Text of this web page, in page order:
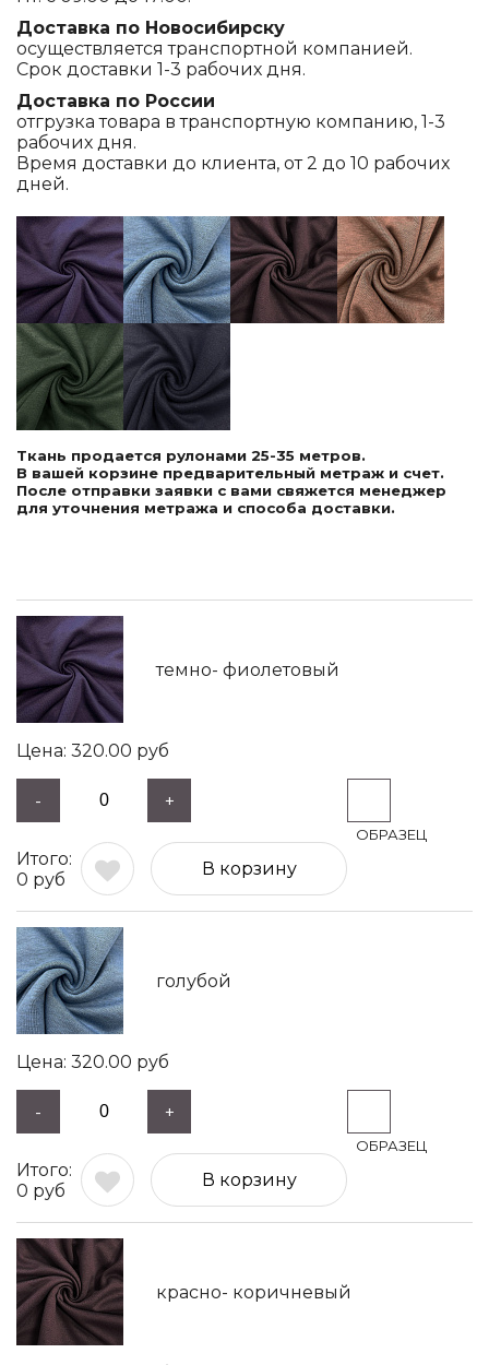
Доставка по Новосибирску
осуществляется транспортной компанией.
Срок доставки 1-3 рабочих дня.
Доставка по России
отгрузка товара в транспортную компанию, 1-3
рабочих дня.
Время доставки до клиента, от 2 до 10 рабочих
дней.
Ткань продается рулонами 25-35 метров.
В вашей корзине предварительный метраж и счет.
После отправки заявки с вами свяжется менеджер
для уточнения метража и способа доставки.
темно- фиолетовый
320.00 руб
- +
0 руб
В корзину
голубой
320.00 руб
- +
0 руб
В корзину
красно- коричневый